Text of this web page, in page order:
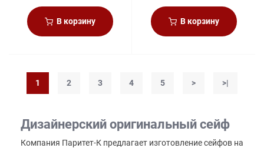
В корзину В корзину
1 2 3 4 5 > >|
Дизайнерский оригинальный сейф
Компания Паритет-К предлагает изготовление сейфов на